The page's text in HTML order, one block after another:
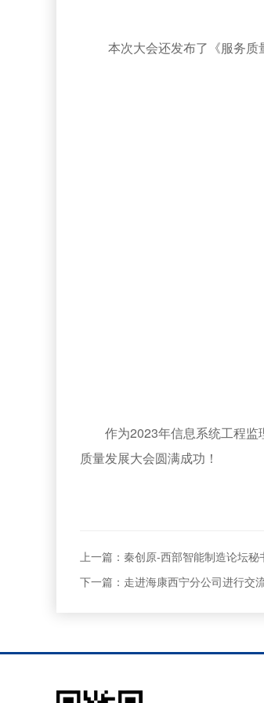
本次大会还发布了《服务
作为2023年信息系统工程
质量发展大会圆满成功！
上一篇：秦创原-西部智能制造论坛
下一篇：走进海康西宁分公司进行交